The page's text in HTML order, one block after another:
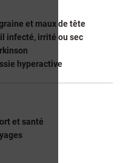
et maux de tête
infecté, irrité ou sec
hyperactive
et santé